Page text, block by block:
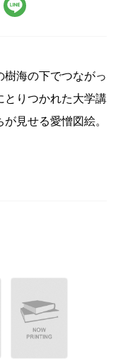
海の下でつながっ
とりつかれた大学講
見せる愛憎図絵。